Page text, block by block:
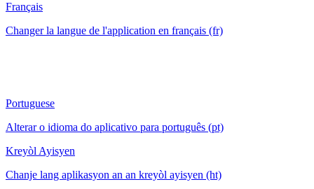
Français
Changer la langue de l'application en français (fr)
Portuguese
Alterar o idioma do aplicativo para português (pt)
Kreyòl Ayisyen
Chanje lang aplikasyon an an kreyòl ayisyen (ht)